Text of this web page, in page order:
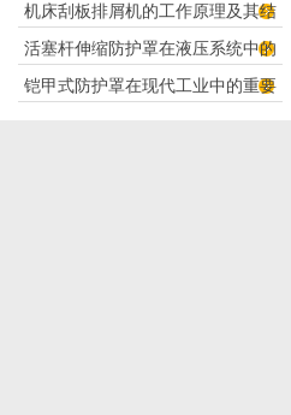
尘，守护设备精度与安全
机床刮板排屑机的工作原理及其结
构分析
活塞杆伸缩防护罩在液压系统中的
应用
铠甲式防护罩在现代工业中的重要